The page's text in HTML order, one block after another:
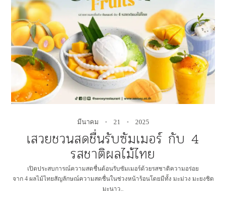
มีนาคม 21 2025
เสวยชวนสดชื่นรับซัมเมอร์ กับ 4
รสชาติผลไม้ไทย
✻
เปิดประสบการณ์ความสดชื่นต้อนรับซัมเมอร์ด้วยรสชาติความอร่อย
จาก 4 ผลไม้ไทยสัญลักษณ์ความสดชื่นในช่วงหน้าร้อนโดยมีทั้ง มะม่วง มะยงชิด
มะนาว..